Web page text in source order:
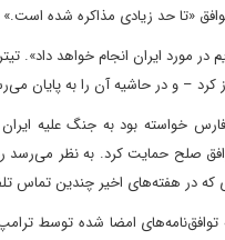
«تا حد زیادی مذاکره شده است.»
مورد ایران انجام خواهد داد».
کرد – و در حاشیه آن را به پایان
خواسته بود به جنگ علیه ایران
صلح حمایت کرد. به نظر می‌رسد
در هفته‌های اخیر چندین تماس
امضا شده توسط